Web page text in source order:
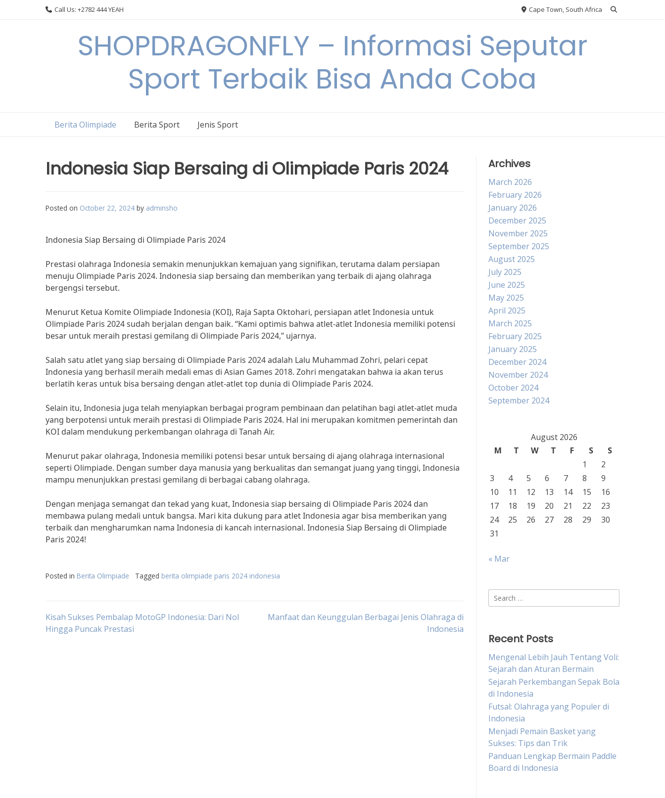
Call Us: +2782 444 YEAH Cape Town, South Africa
SHOPDRAGONFLY – Informasi Seputar
Sport Terbaik Bisa Anda Coba
Berita Olimpiade Berita Sport Jenis Sport
Indonesia Siap Bersaing di Olimpiade Paris 2024
Posted on October 22, 2024 by adminsho
Indonesia Siap Bersaing di Olimpiade Paris 2024
Prestasi olahraga Indonesia semakin menunjukkan kemajuan yang signifikan, terutama dalam persiapan
menuju Olimpiade Paris 2024. Indonesia siap bersaing dan memberikan yang terbaik di ajang olahraga
bergengsi tersebut.
Menurut Ketua Komite Olimpiade Indonesia (KOI), Raja Sapta Oktohari, persiapan atlet Indonesia untuk
Olimpiade Paris 2024 sudah berjalan dengan baik. “Kami optimis bahwa atlet-atlet Indonesia memiliki potensi
besar untuk meraih prestasi gemilang di Olimpiade Paris 2024,” ujarnya.
Salah satu atlet yang siap bersaing di Olimpiade Paris 2024 adalah Lalu Muhammad Zohri, pelari cepat
Indonesia yang berhasil meraih medali emas di Asian Games 2018. Zohri mengatakan bahwa ia akan terus
berlatih keras untuk bisa bersaing dengan atlet-atlet top dunia di Olimpiade Paris 2024.
Selain itu, Indonesia juga telah menyiapkan berbagai program pembinaan dan pelatihan bagi atlet-atlet muda
yang berpotensi untuk meraih prestasi di Olimpiade Paris 2024. Hal ini merupakan komitmen pemerintah dan
KOI dalam mendukung perkembangan olahraga di Tanah Air.
Menurut pakar olahraga, Indonesia memiliki potensi besar untuk bersaing di ajang olahraga internasional
seperti Olimpiade. Dengan sumber daya manusia yang berkualitas dan semangat juang yang tinggi, Indonesia
mampu menunjukkan prestasi gemilang di berbagai cabang olahraga.
Dengan menjaga semangat dan tekad yang kuat, Indonesia siap bersaing di Olimpiade Paris 2024 dan
membawa pulang medali untuk bangsa. Mari kita dukung para atlet Indonesia agar bisa memberikan yang
terbaik dan mengharumkan nama Indonesia di kancah internasional. Indonesia Siap Bersaing di Olimpiade
Paris 2024!
Posted in Berita Olimpiade Tagged berita olimpiade paris 2024 indonesia
Post
Kisah Sukses Pembalap MotoGP Indonesia: Dari Nol
Hingga Puncak Prestasi
Manfaat dan Keunggulan Berbagai Jenis Olahraga di
Indonesia
Archives
March 2026
February 2026
January 2026
December 2025
November 2025
September 2025
August 2025
July 2025
June 2025
May 2025
April 2025
March 2025
February 2025
January 2025
December 2024
November 2024
October 2024
September 2024
August 2026
M
T W T F S
S
1
2
3
4 5 6 7 8
9
10
11 12 13 14 15
16
17
18 19 20 21 22
23
24
25 26 27 28 29
30
31
« Mar
Search
for:
Recent Posts
Mengenal Lebih Jauh Tentang Voli:
Sejarah dan Aturan Bermain
Sejarah Perkembangan Sepak Bola
di Indonesia
Futsal: Olahraga yang Populer di
Indonesia
Menjadi Pemain Basket yang
Sukses: Tips dan Trik
Panduan Lengkap Bermain Paddle
Board di Indonesia